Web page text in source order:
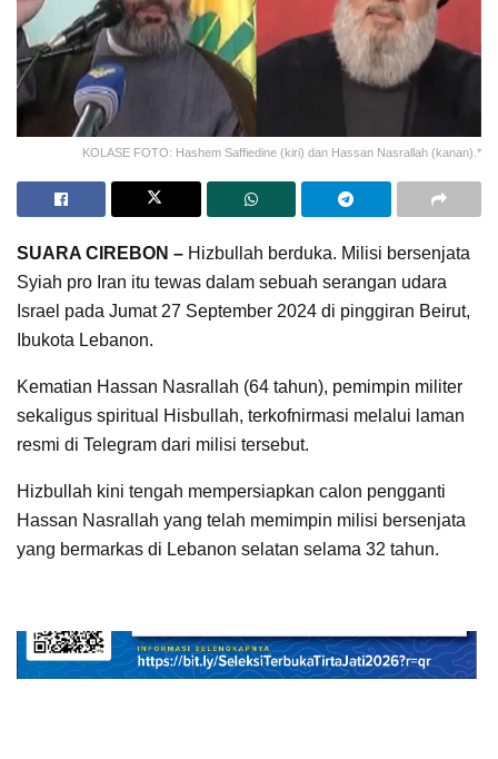
KOLASE FOTO: Hashem Saffiedine (kiri) dan Hassan Nasrallah (kanan).*
SUARA CIREBON – Hizbullah berduka. Milisi bersenjata
Syiah pro Iran itu tewas dalam sebuah serangan udara
Israel pada Jumat 27 September 2024 di pinggiran Beirut,
Ibukota Lebanon.
Kematian Hassan Nasrallah (64 tahun), pemimpin militer
sekaligus spiritual Hisbullah, terkofnirmasi melalui laman
resmi di Telegram dari milisi tersebut.
Hizbullah kini tengah mempersiapkan calon pengganti
Hassan Nasrallah yang telah memimpin milisi bersenjata
yang bermarkas di Lebanon selatan selama 32 tahun.